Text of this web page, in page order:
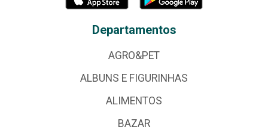
Departamentos
AGRO&PET
ALBUNS E FIGURINHAS
ALIMENTOS
BAZAR